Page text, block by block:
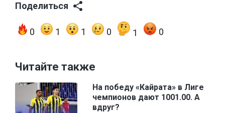
Поделиться
0 1 1 0 1 0
Читайте также
На победу «Кайрата» в Лиге
чемпионов дают 1001.00. А
вдруг?